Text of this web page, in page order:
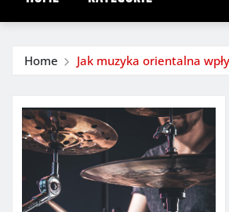
Home Jak muzyka orientalna